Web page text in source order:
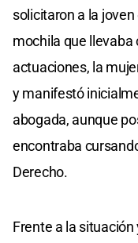
solicitaron a la
mochila que llevaba
actuaciones, la
y manifestó
abogada, aunque
encontraba
Derecho.
Frente a la